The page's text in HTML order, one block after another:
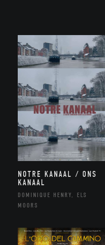
NOTRE KANAAL / ONS
KANAAL
DOMINIQUE HENRY, ELS
MOORS